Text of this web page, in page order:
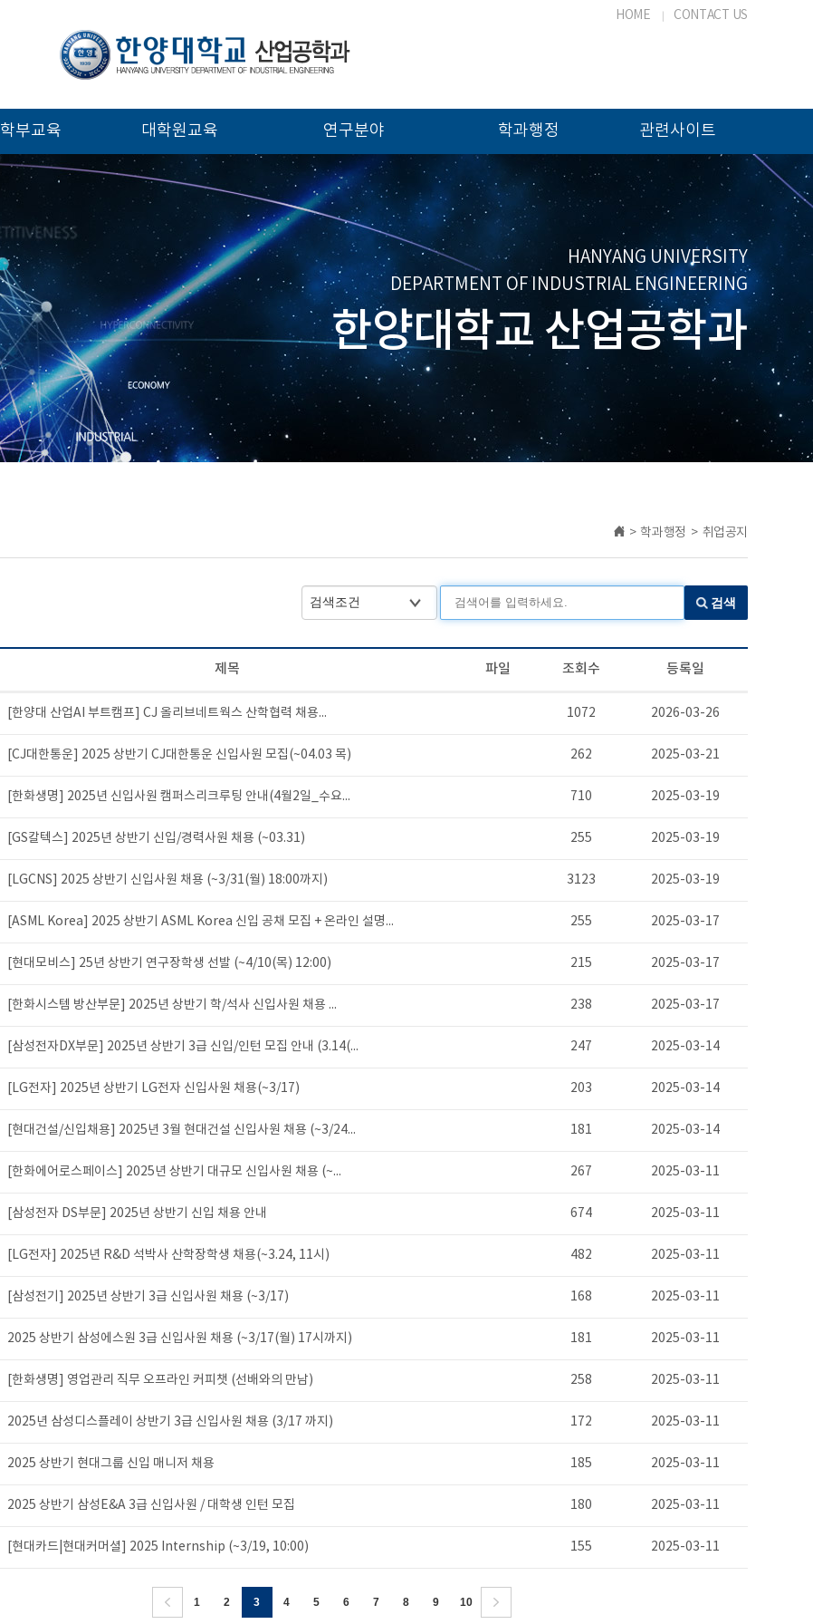
HOME CONTACT US
학부교육 대학원교육 연구분야 학과행정 관련사이트
HANYANG UNIVERSITY
DEPARTMENT OF INDUSTRIAL ENGINEERING
한양대학교 산업공학과
> 학과행정 > 취업공지
검색
제목 파일 조회수 등록일
[한양대 산업AI 부트캠프] CJ 올리브네트웍스 산학협력 채용... 1072 2026-03-26
[CJ대한통운] 2025 상반기 CJ대한통운 신입사원 모집(~04.03 목) 262 2025-03-21
[한화생명] 2025년 신입사원 캠퍼스리크루팅 안내(4월2일_수요... 710 2025-03-19
[GS칼텍스] 2025년 상반기 신입/경력사원 채용 (~03.31) 255 2025-03-19
[LGCNS] 2025 상반기 신입사원 채용 (~3/31(월) 18:00까지) 3123 2025-03-19
[ASML Korea] 2025 상반기 ASML Korea 신입 공채 모집 + 온라인 설명... 255 2025-03-17
[현대모비스] 25년 상반기 연구장학생 선발 (~4/10(목) 12:00) 215 2025-03-17
[한화시스템 방산부문] 2025년 상반기 학/석사 신입사원 채용 ... 238 2025-03-17
[삼성전자DX부문] 2025년 상반기 3급 신입/인턴 모집 안내 (3.14(... 247 2025-03-14
[LG전자] 2025년 상반기 LG전자 신입사원 채용(~3/17) 203 2025-03-14
[현대건설/신입채용] 2025년 3월 현대건설 신입사원 채용 (~3/24... 181 2025-03-14
[한화에어로스페이스] 2025년 상반기 대규모 신입사원 채용 (~... 267 2025-03-11
[삼성전자 DS부문] 2025년 상반기 신입 채용 안내 674 2025-03-11
[LG전자] 2025년 R&D 석박사 산학장학생 채용(~3.24, 11시) 482 2025-03-11
[삼성전기] 2025년 상반기 3급 신입사원 채용 (~3/17) 168 2025-03-11
2025 상반기 삼성에스원 3급 신입사원 채용 (~3/17(월) 17시까지) 181 2025-03-11
[한화생명] 영업관리 직무 오프라인 커피챗 (선배와의 만남) 258 2025-03-11
2025년 삼성디스플레이 상반기 3급 신입사원 채용 (3/17 까지) 172 2025-03-11
2025 상반기 현대그룹 신입 매니저 채용 185 2025-03-11
2025 상반기 삼성E&A 3급 신입사원 / 대학생 인턴 모집 180 2025-03-11
[현대카드|현대커머셜] 2025 Internship (~3/19, 10:00) 155 2025-03-11
1 2 3 4 5 6 7 8 9 10